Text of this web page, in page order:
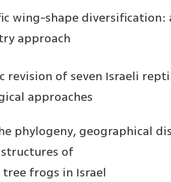
wing-shape diversification:
approach
revision of seven Israeli
approaches
phylogeny, geographical
of
tree frogs in Israel